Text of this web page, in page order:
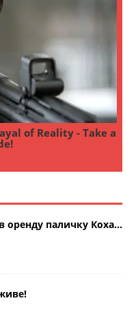
оренду паличку Коха…